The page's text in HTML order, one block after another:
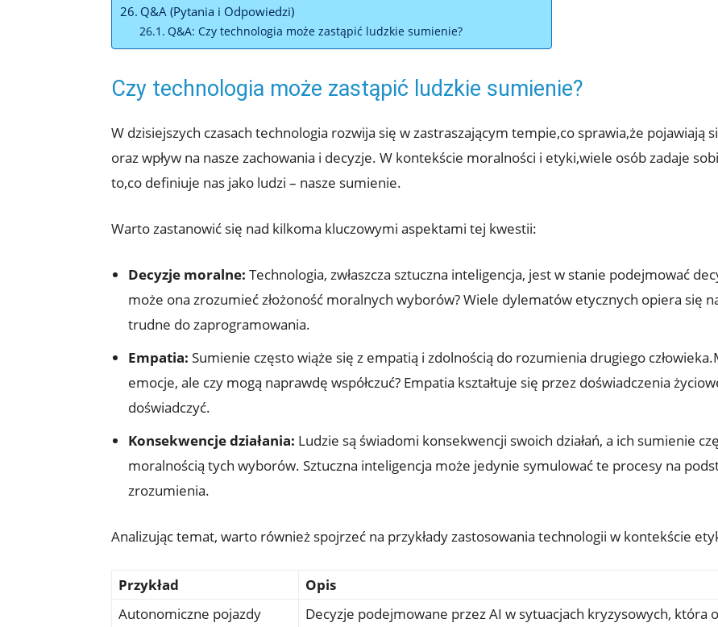
Q&A (Pytania i Odpowiedzi)
Q&A: Czy technologia może zastąpić ludzkie sumienie?
Czy technologia może zastąpić ludzkie sumienie?
W dzisiejszych czasach technologia rozwija się w zastraszającym tempie,co sprawia,że pojawiają
oraz wpływ na nasze zachowania i decyzje. W kontekście moralności i etyki,wiele osób zadaje
to,co definiuje nas jako ludzi – nasze sumienie.
Warto zastanowić się nad kilkoma kluczowymi aspektami tej kwestii:
Decyzje moralne: Technologia, zwłaszcza sztuczna inteligencja, jest w stanie podejmować
może ona zrozumieć złożoność moralnych wyborów? Wiele dylematów etycznych opiera się
trudne do zaprogramowania.
Empatia: Sumienie często wiąże się z empatią i zdolnością do rozumienia drugiego
emocje, ale czy mogą naprawdę współczuć? Empatia kształtuje się przez doświadczenia
doświadczyć.
Konsekwencje działania: Ludzie są świadomi konsekwencji swoich działań, a ich sumienie
moralnością tych wyborów. Sztuczna inteligencja może jedynie symulować te procesy na
zrozumienia.
Analizując temat, warto również spojrzeć na przykłady zastosowania technologii w kontekście
Przykład
Opis
Autonomiczne pojazdy
Decyzje podejmowane przez AI w sytuacjach kryzysowych, która